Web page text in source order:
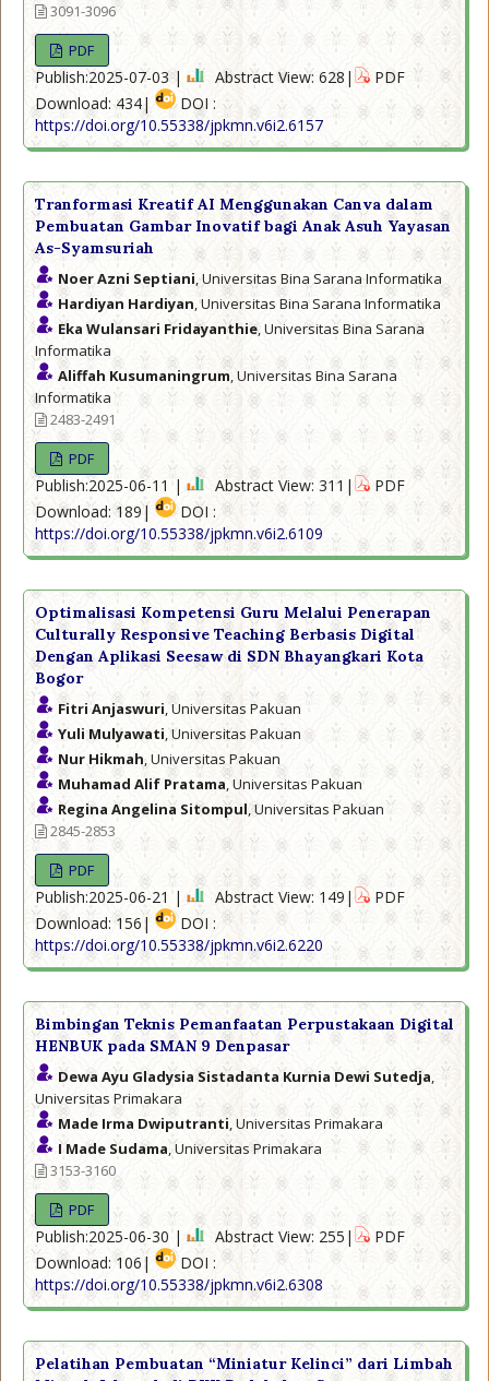
3091-3096
PDF
Publish:2025-07-03 | Abstract View: 628|
PDF
Download: 434|
DOI :
https://doi.org/10.55338/jpkmn.v6i2.6157
Tranformasi Kreatif AI Menggunakan Canva dalam
Pembuatan Gambar Inovatif bagi Anak Asuh Yayasan
As-Syamsuriah
Noer Azni Septiani, Universitas Bina Sarana Informatika
Hardiyan Hardiyan, Universitas Bina Sarana Informatika
Eka Wulansari Fridayanthie, Universitas Bina Sarana
Informatika
Aliffah Kusumaningrum, Universitas Bina Sarana
Informatika
2483-2491
PDF
Publish:2025-06-11 | Abstract View: 311|
PDF
Download: 189|
DOI :
https://doi.org/10.55338/jpkmn.v6i2.6109
Optimalisasi Kompetensi Guru Melalui Penerapan
Culturally Responsive Teaching Berbasis Digital
Dengan Aplikasi Seesaw di SDN Bhayangkari Kota
Bogor
Fitri Anjaswuri, Universitas Pakuan
Yuli Mulyawati, Universitas Pakuan
Nur Hikmah, Universitas Pakuan
Muhamad Alif Pratama, Universitas Pakuan
Regina Angelina Sitompul, Universitas Pakuan
2845-2853
PDF
Publish:2025-06-21 | Abstract View: 149|
PDF
Download: 156|
DOI :
https://doi.org/10.55338/jpkmn.v6i2.6220
Bimbingan Teknis Pemanfaatan Perpustakaan Digital
HENBUK pada SMAN 9 Denpasar
Dewa Ayu Gladysia Sistadanta Kurnia Dewi Sutedja,
Universitas Primakara
Made Irma Dwiputranti, Universitas Primakara
I Made Sudama, Universitas Primakara
3153-3160
PDF
Publish:2025-06-30 | Abstract View: 255|
PDF
Download: 106|
DOI :
https://doi.org/10.55338/jpkmn.v6i2.6308
Pelatihan Pembuatan “Miniatur Kelinci” dari Limbah